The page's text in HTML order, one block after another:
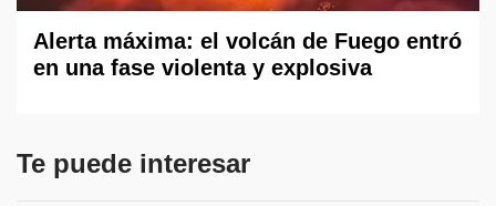
Alerta máxima: el volcán de Fuego entró
en una fase violenta y explosiva
Te puede interesar